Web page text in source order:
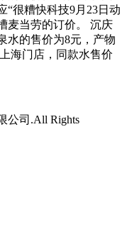
“很糟快科技9月23日动
麦当劳的订价。 沉庆
水的售价为8元，产物
海门店，同款水售价
公司.All Rights